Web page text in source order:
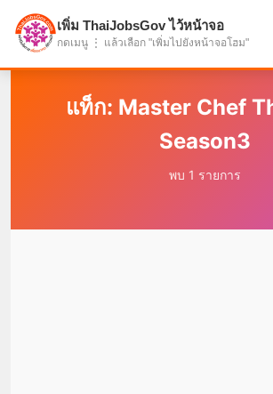
แบ่งปันโอกาส เพื่ออนาคตที่ก้าวหน้า
แท็ก: Master Chef
Season3
พบ 1 รายการ
เพิ่ม ThaiJobsGov ไว้หน้าจอ
กดเมนู ⋮ แล้วเลือก "เพิ่มไปยังหน้าจอโฮม"